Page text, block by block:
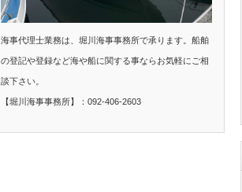
海事代理士業務は、堀川海事事務所で承ります。船舶
の登記や登録など海や船に関する事ならお気軽にご相
談下さい。
【堀川海事事務所】：092-406-2603